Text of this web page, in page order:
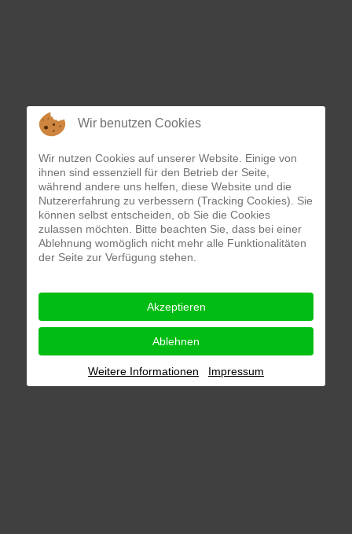
Wir benutzen Cookies
Wir nutzen Cookies auf unserer Website. Einige von
ihnen sind essenziell für den Betrieb der Seite,
während andere uns helfen, diese Website und die
Nutzererfahrung zu verbessern (Tracking Cookies). Sie
können selbst entscheiden, ob Sie die Cookies
zulassen möchten. Bitte beachten Sie, dass bei einer
Ablehnung womöglich nicht mehr alle Funktionalitäten
der Seite zur Verfügung stehen.
Akzeptieren
Ablehnen
Weitere Informationen Impressum